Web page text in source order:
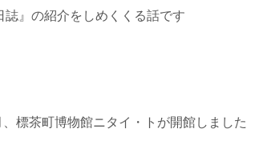
』の紹介をしめくくる話です
標茶町博物館ニタイ・トが開館しました